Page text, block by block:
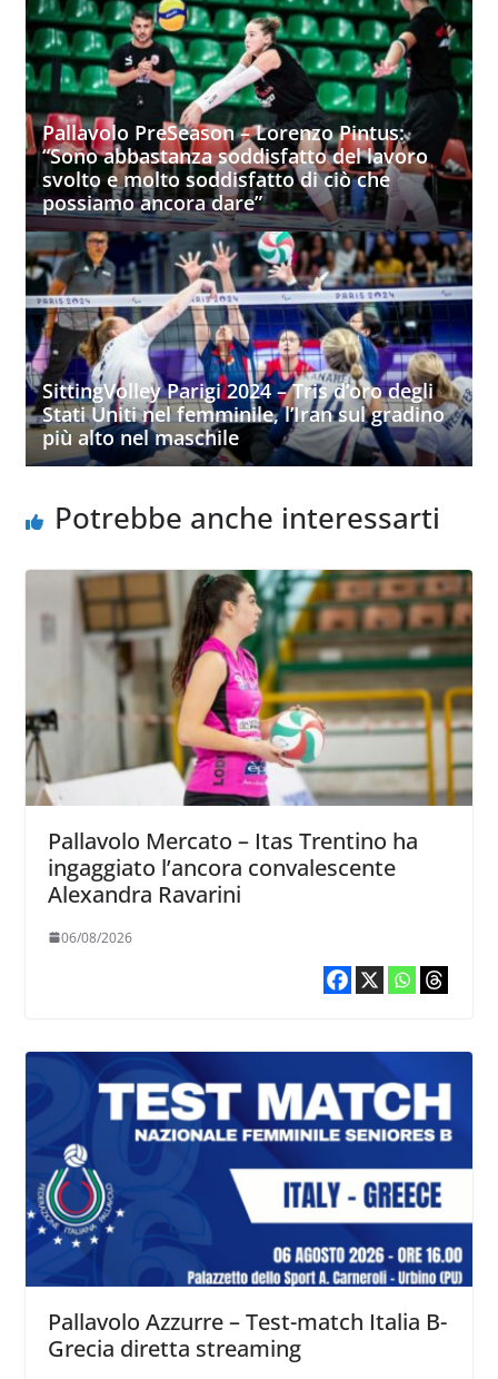
Pallavolo PreSeason – Lorenzo Pintus:
“Sono abbastanza soddisfatto del lavoro
svolto e molto soddisfatto di ciò che
possiamo ancora dare”
SittingVolley Parigi 2024 – Tris d’oro degli
Stati Uniti nel femminile, l’Iran sul gradino
più alto nel maschile
Potrebbe anche interessarti
Pallavolo Mercato – Itas Trentino ha
ingaggiato l’ancora convalescente
Alexandra Ravarini
06/08/2026
Pallavolo Azzurre – Test-match Italia B-
Grecia diretta streaming